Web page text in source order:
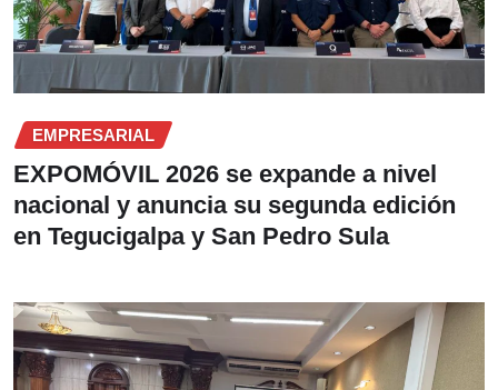
EMPRESARIAL
EXPOMÓVIL 2026 se expande a nivel
nacional y anuncia su segunda edición
en Tegucigalpa y San Pedro Sula